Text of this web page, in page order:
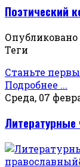
Поэтический
Опубликовано
Теги
Станьте
Подробнее ...
Среда, 07